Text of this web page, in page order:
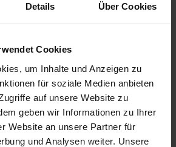
Details Über Cookies
Cookies
um Inhalte und Anzeigen zu
für soziale Medien anbieten
auf unsere Website zu
geben wir Informationen zu Ihrer
Website an unsere Partner für
und Analysen weiter. Unsere
GHz
Licht
Helligkeit, Wind,
(Kombination von
Niederschlag),